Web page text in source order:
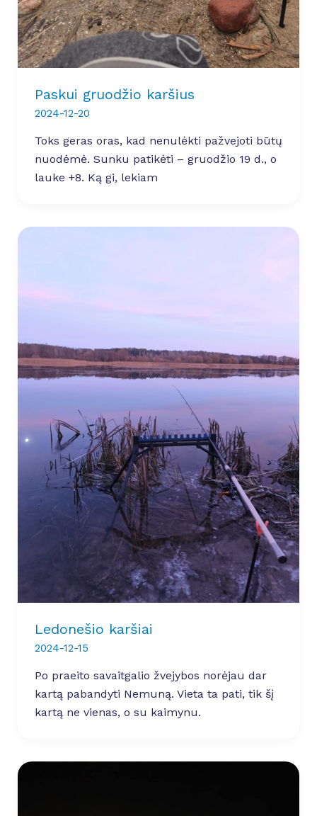
Paskui gruodžio karšius
2024-12-20
Toks geras oras, kad nenulėkti pažvejoti būtų
nuodėmė. Sunku patikėti – gruodžio 19 d., o
lauke +8. Ką gi, lekiam
Ledonešio karšiai
2024-12-15
Po praeito savaitgalio žvejybos norėjau dar
kartą pabandyti Nemuną. Vieta ta pati, tik šį
kartą ne vienas, o su kaimynu.